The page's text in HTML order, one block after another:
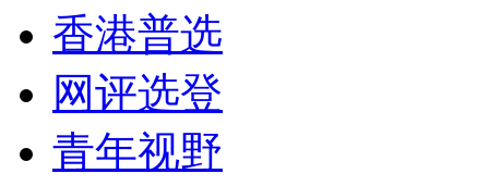
香港普选
网评选登
青年视野